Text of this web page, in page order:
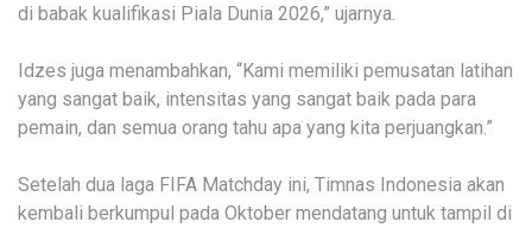
di babak kualifikasi Piala Dunia 2026,” ujarnya.
Idzes juga menambahkan, “Kami memiliki pemusatan latihan
yang sangat baik, intensitas yang sangat baik pada para
pemain, dan semua orang tahu apa yang kita perjuangkan.”
Setelah dua laga FIFA Matchday ini, Timnas Indonesia akan
kembali berkumpul pada Oktober mendatang untuk tampil di